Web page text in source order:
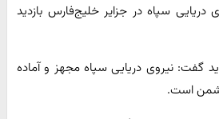
دریایی سپاه در جزایر خلیج‌فارس بازدید
گفت: نیروی دریایی سپاه مجهز و آماده
است.